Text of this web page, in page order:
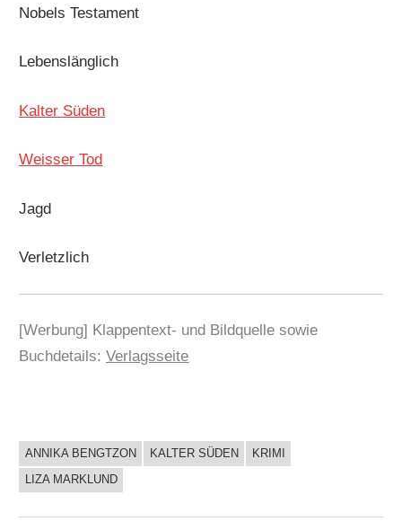
Nobels Testament
Lebenslänglich
Kalter Süden
Weisser Tod
Jagd
Verletzlich
[Werbung] Klappentext- und Bildquelle sowie
Buchdetails:Verlagsseite
BUCHIGES
ANNIKA BENGTZON KALTER SÜDEN
KRIMI
LIZA MARKLUND